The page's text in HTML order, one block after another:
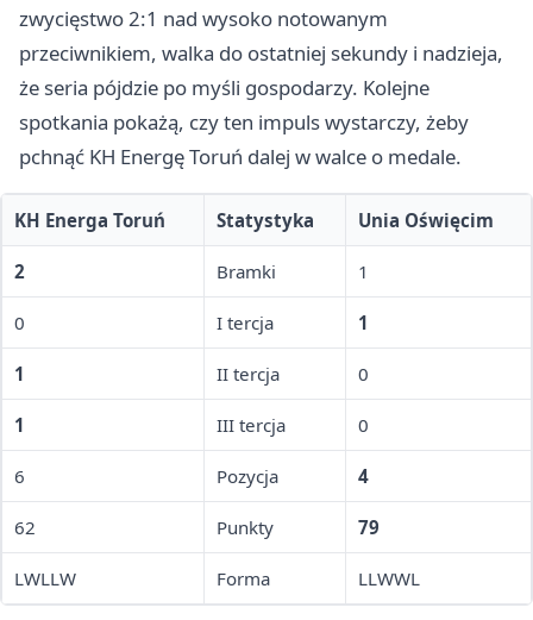
zwycięstwo 2:1 nad wysoko notowanym
przeciwnikiem, walka do ostatniej sekundy i nadzieja,
że seria pójdzie po myśli gospodarzy. Kolejne
spotkania pokażą, czy ten impuls wystarczy, żeby
pchnąć KH Energę Toruń dalej w walce o medale.
KH Energa Toruń Statystyka Unia Oświęcim
2 Bramki 1
0 I tercja 1
1 II tercja 0
1 III tercja 0
6 Pozycja 4
62 Punkty 79
LWLLW Forma LLWWL